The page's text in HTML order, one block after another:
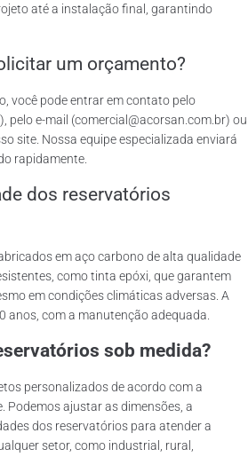
até a instalação final, garantindo
um orçamento?
você pode entrar em contato pelo
pelo e-mail (comercial@acorsan.com.br) ou
site. Nossa equipe especializada enviará
rapidamente.
dos reservatórios
em aço carbono de alta qualidade
como tinta epóxi, que garantem
em condições climáticas adversas. A
anos, com a manutenção adequada.
sob medida?
personalizados de acordo com a
Podemos ajustar as dimensões, a
dos reservatórios para atender a
setor, como industrial, rural,